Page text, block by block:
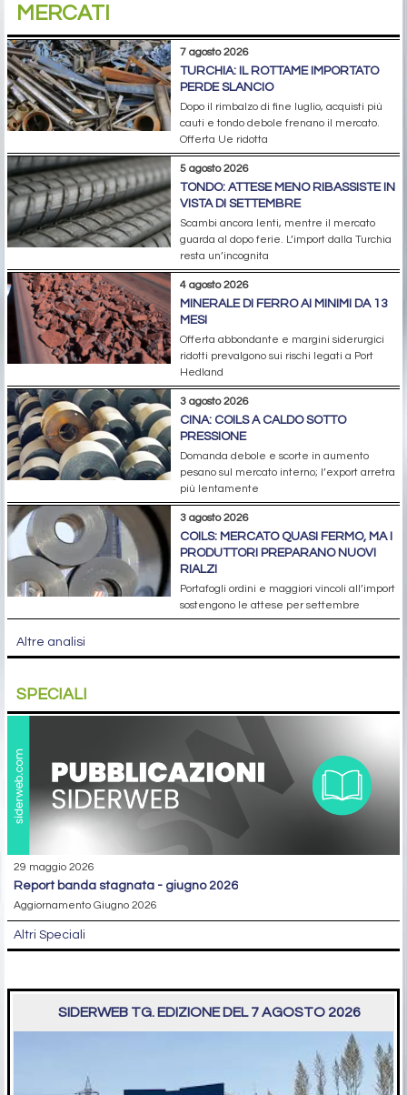
MERCATI
7 agosto 2026
TURCHIA: IL ROTTAME IMPORTATO
PERDE SLANCIO
Dopo il rimbalzo di fine luglio, acquisti più
cauti e tondo debole frenano il mercato.
Offerta Ue ridotta
5 agosto 2026
TONDO: ATTESE MENO RIBASSISTE IN
VISTA DI SETTEMBRE
Scambi ancora lenti, mentre il mercato
guarda al dopo ferie. L’import dalla Turchia
resta un’incognita
4 agosto 2026
MINERALE DI FERRO AI MINIMI DA 13
MESI
Offerta abbondante e margini siderurgici
ridotti prevalgono sui rischi legati a Port
Hedland
3 agosto 2026
CINA: COILS A CALDO SOTTO
PRESSIONE
Domanda debole e scorte in aumento
pesano sul mercato interno; l’export arretra
più lentamente
3 agosto 2026
COILS: MERCATO QUASI FERMO, MA I
PRODUTTORI PREPARANO NUOVI
RIALZI
Portafogli ordini e maggiori vincoli all’import
sostengono le attese per settembre
Altre analisi
SPECIALI
29 maggio 2026
report banda stagnata - giugno 2026
Aggiornamento Giugno 2026
Altri Speciali
SIDERWEB TG. EDIZIONE DEL 7 AGOSTO 2026